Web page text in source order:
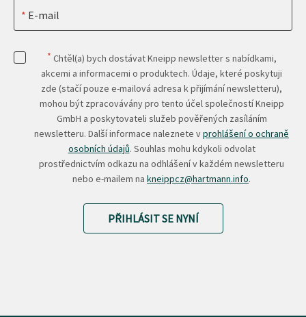
E-mail
* Chtěl(a) bych dostávat Kneipp newsletter s nabídkami,
akcemi a informacemi o produktech. Údaje, které poskytuji
zde (stačí pouze e-mailová adresa k přijímání newsletteru),
mohou být zpracovávány pro tento účel společností Kneipp
GmbH a poskytovateli služeb pověřených zasíláním
newsletteru. Další informace naleznete vprohlášení o ochraně
osobních údajů. Souhlas mohu kdykoli odvolat
prostřednictvím odkazu na odhlášení v každém newsletteru
nebo e-mailem na kneippcz@hartmann.info.
PŘIHLÁSIT SE NYNÍ